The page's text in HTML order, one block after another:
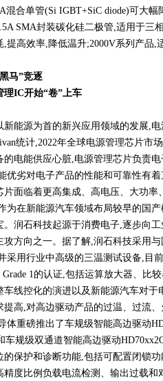
智“造”延庆，“飞”越首都--中关村技术交易
挪亚检测认证集团产业化基地开工奠基，加
第十七届中国科学家（国际）论坛关于公布
京东物流与Darwynn Ltd签署战略合作
ROHM开发出EcoGaN Power Stage IC
来2023慕尼黑上海电子展，寻找行业重启新
汹涌人潮寻求产业破局口，汽车之外看展商
匠心独运，不落窠臼，2023慕尼黑上海电子
2023中关村论坛中关村国际技术交易大会
2023中关村论坛中关村国际技术交易大会
2023中关村论坛中关村国际技术交易大会
2023中关村论坛中关村国际技术交易大会
自主创“芯”，为5G铸“魂” --2023中关村论坛
混合单管(Si IGBT+SiC diode)可大
SMA封装碳化硅二极管,适用于三
,提高效率,降低温升;2000V系列产品,
马”竞逐
理IC开始“卷”上车
新能源为首的新兴应用领域的发展,
统计,2022年全球电源管理芯片市
的电能供应心脏,电源管理芯片负责
优劣对电子产品的性能和可靠性有
片面临着更高集成、高电压、大功率
为在新能源汽车领域布局较早的国
。润石科技起源于消费电子,逐步向
攻方向之一。据了解,润石科技采用
采用行业中高级的三温测试设备,目
Grade 1的认证,包括运算放大器、比
车线控化的演进以及新能源汽车对
提高,对高边驱动产品的过温、过流
体重磅推出了车规级智能高边驱动
车规级双通道智能高边驱动
的保护和诊断功能,包括可配置闭锁
精度比例负载电流检测、输出过载和